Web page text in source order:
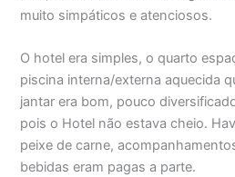
muito simpáticos e atenciosos.
O hotel era simples, o quarto
piscina interna/externa aquecida
jantar era bom, pouco
pois o Hotel não estava cheio.
peixe de carne,
bebidas eram pagas a parte.